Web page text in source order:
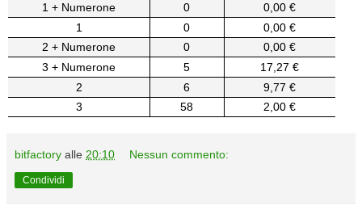
1 + Numerone
0
0,00 €
1
0
0,00 €
2 + Numerone
0
0,00 €
3 + Numerone
5
17,27 €
2
6
9,77 €
3
58 2,00 €
bitfactory alle 20:10 Nessun commento:
Condividi